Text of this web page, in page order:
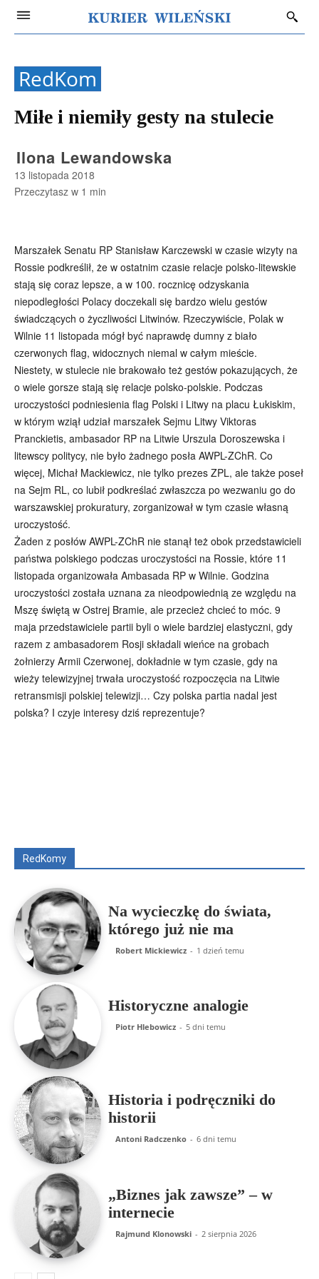
RedKom
Miłe i niemiły gesty na stulecie
Ilona Lewandowska
13 listopada 2018
Przeczytasz w 1 min
Marszałek Senatu RP Stanisław Karczewski w czasie wizyty na
Rossie podkreślił, że w ostatnim czasie relacje polsko-litewskie
stają się coraz lepsze, a w 100. rocznicę odzyskania
niepodległości Polacy doczekali się bardzo wielu gestów
świadczących o życzliwości Litwinów. Rzeczywiście, Polak w
Wilnie 11 listopada mógł być naprawdę dumny z biało
czerwonych flag, widocznych niemal w całym mieście.
Niestety, w stulecie nie brakowało też gestów pokazujących, że
o wiele gorsze stają się relacje polsko-polskie. Podczas
uroczystości podniesienia flag Polski i Litwy na placu Łukiskim,
w którym wziął udział marszałek Sejmu Litwy Viktoras
Pranckietis, ambasador RP na Litwie Urszula Doroszewska i
litewscy politycy, nie było żadnego posła AWPL-ZChR. Co
więcej, Michał Mackiewicz, nie tylko prezes ZPL, ale także poseł
na Sejm RL, co lubił podkreślać zwłaszcza po wezwaniu go do
warszawskiej prokuratury, zorganizował w tym czasie własną
uroczystość.
Żaden z posłów AWPL-ZChR nie stanął też obok przedstawicieli
państwa polskiego podczas uroczystości na Rossie, które 11
listopada organizowała Ambasada RP w Wilnie. Godzina
uroczystości została uznana za nieodpowiednią ze względu na
Mszę świętą w Ostrej Bramie, ale przecież chcieć to móc. 9
maja przedstawiciele partii byli o wiele bardziej elastyczni, gdy
razem z ambasadorem Rosji składali wieńce na grobach
żołnierzy Armii Czerwonej, dokładnie w tym czasie, gdy na
wieży telewizyjnej trwała uroczystość rozpoczęcia na Litwie
retransmisji polskiej telewizji… Czy polska partia nadal jest
polska? I czyje interesy dziś reprezentuje?
RedKomy
Na wycieczkę do świata,
którego już nie ma
Robert Mickiewicz - 1 dzień temu
Historyczne analogie
Piotr Hlebowicz - 5 dni temu
Historia i podręczniki do
historii
Antoni Radczenko - 6 dni temu
„Biznes jak zawsze” – w
internecie
Rajmund Klonowski - 2 sierpnia 2026